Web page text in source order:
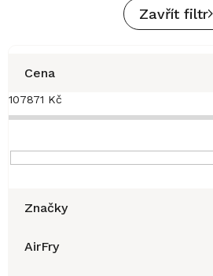
Zavřít filtr
Cena
107871 Kč
Značky
AirFry